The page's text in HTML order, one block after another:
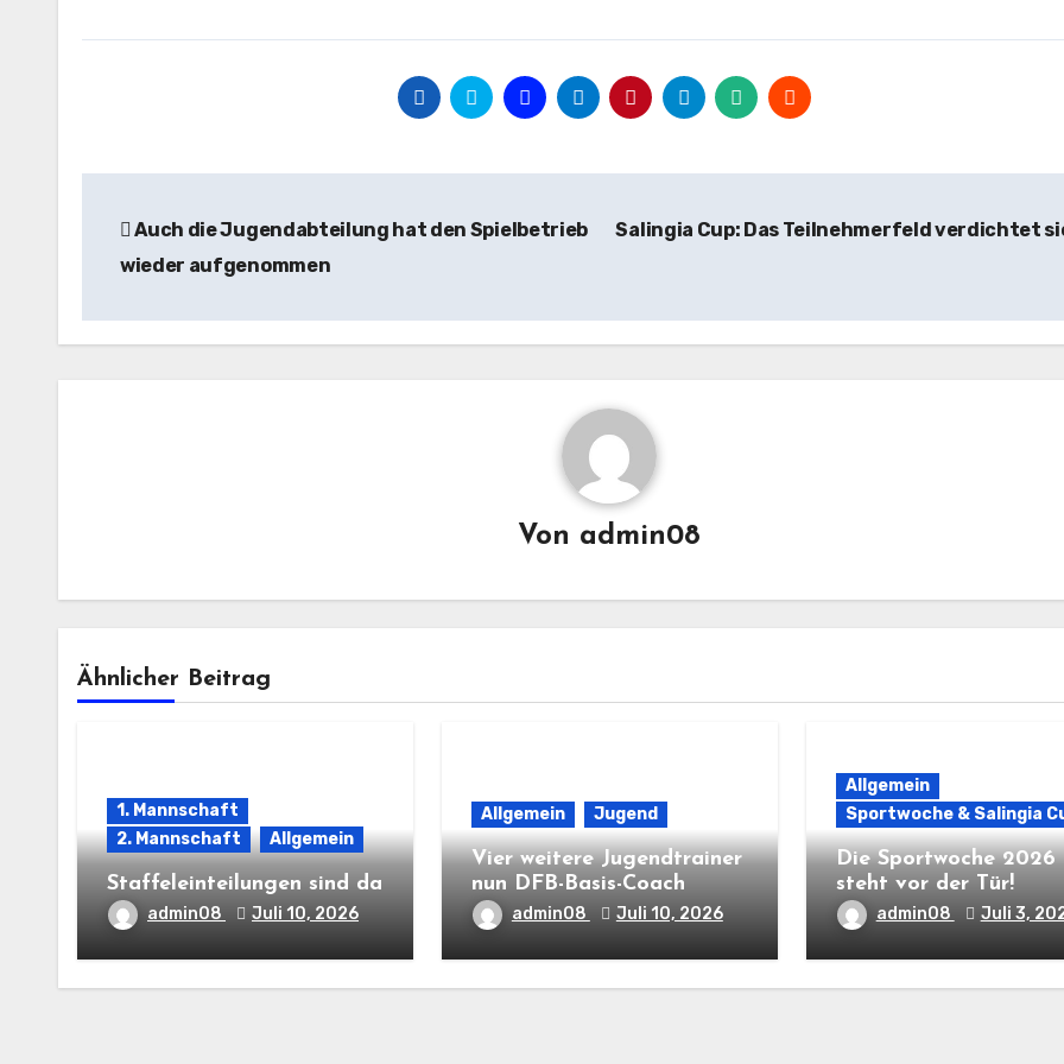
Auch die Jugendabteilung hat den Spielbetrieb
wieder aufgenommen
Salingia Cup: Das Teilnehmerfeld verdichtet
Von admin08
Ähnlicher Beitrag
1. Mannschaft
2. Mannschaft
Allgemein
Staffeleinteilungen sind da
admin08 Juli 10, 2026
Allgemein Jugend
Vier weitere Jugendtrainer
nun DFB-Basis-Coach
admin08 Juli 10, 2026
Allgemein
Sportwoche & Salingia
Die Sportwoche 2026
steht vor der Tür!
admin08 Juli 3,